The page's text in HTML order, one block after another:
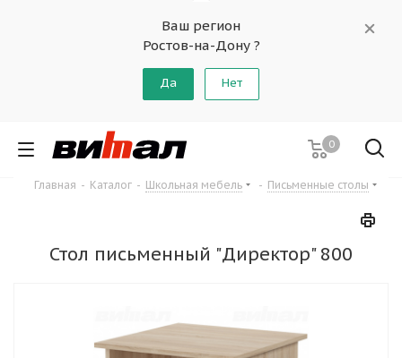
Ваш регион
Ростов-на-Дону ?
Да Нет
0
Главная - Каталог - Школьная мебель - Письменные столы
Стол письменный "Директор" 800